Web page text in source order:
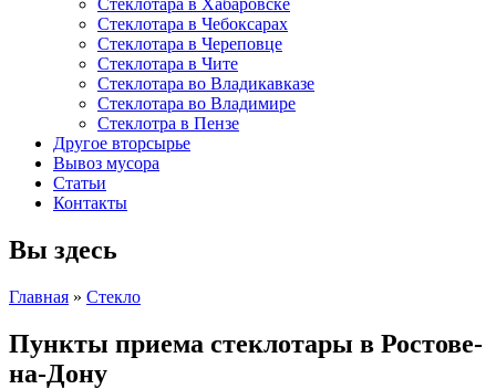
Стеклотара в Хабаровске
Стеклотара в Чебоксарах
Стеклотара в Череповце
Стеклотара в Чите
Стеклотара во Владикавказе
Стеклотара во Владимире
Стеклотра в Пензе
Другое вторсырье
Вывоз мусора
Статьи
Контакты
Вы здесь
Главная » Стекло
Пункты приема стеклотары в Ростове-
на-Дону